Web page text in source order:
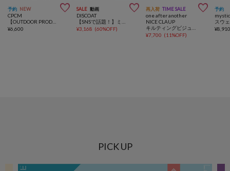
予約 NEW 
CPCM
¥6,600
SALE 動画 
DISCOAT
¥3,168 (60%OFF)
再入荷 TIME SALE 
one after another
NICE CLAUP
¥7,700 (11%OFF)
予約
mystic
¥
PICK UP